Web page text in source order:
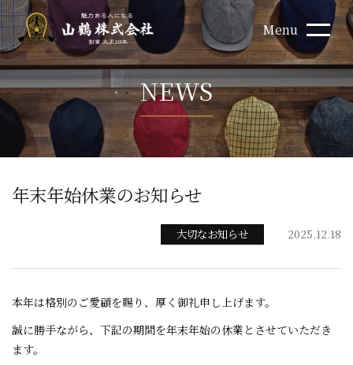
NEWS
年末年始休業のお知らせ
大切なお知らせ 2025.12.18
本年は格別のご愛顧を賜り、厚く御礼申し上げます。
誠に勝手ながら、下記の期間を年末年始の休業とさせていただき
ます。
Menu